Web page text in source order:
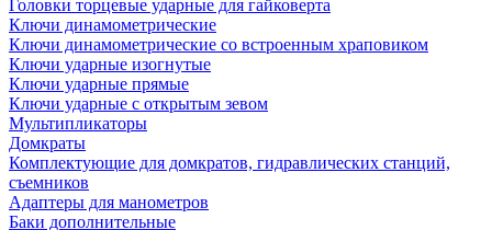
Головки торцевые ударные для гайковерта
Ключи динамометрические
Ключи динамометрические со встроенным храповиком
Ключи ударные изогнутые
Ключи ударные прямые
Ключи ударные с открытым зевом
Мультипликаторы
Домкраты
Комплектующие для домкратов, гидравлических станций,
съемников
Адаптеры для манометров
Баки дополнительные